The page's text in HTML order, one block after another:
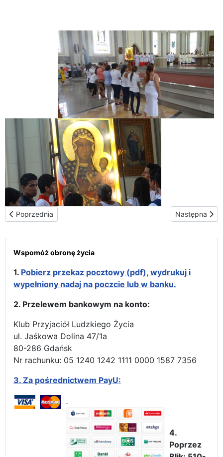
Poprzednia strona: Ekwadorską ścieżką
Poprzednia Następna
Następna
Wspomóż obronę życia
1. Pobierz przekaz pocztowy (pdf), wydrukuj i
wypełniony nadaj na poczcie lub w banku.
2. Przelewem bankowym na konto:
Klub Przyjaciół Ludzkiego Życia
ul. Jaśkowa Dolina 47/1a
80-286 Gdańsk
Nr rachunku: 05 1240 1242 1111 0000 1587 7356
3. Za pośrednictwem PayU:
4.
Poprzez